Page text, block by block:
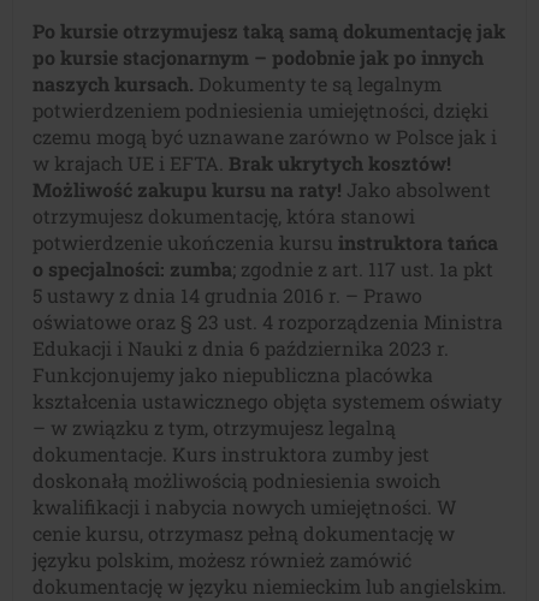
Po kursie otrzymujesz taką samą dokumentację jak
po kursie stacjonarnym – podobnie jak po innych
naszych kursach. Dokumenty te są legalnym
potwierdzeniem podniesienia umiejętności, dzięki
czemu mogą być uznawane zarówno w Polsce jak i
w krajach UE i EFTA. Brak ukrytych kosztów!
Możliwość zakupu kursu na raty! Jako absolwent
otrzymujesz dokumentację, która stanowi
potwierdzenie ukończenia kursu instruktora tańca
o specjalności: zumba; zgodnie z art. 117 ust. 1a pkt
5 ustawy z dnia 14 grudnia 2016 r. – Prawo
oświatowe oraz § 23 ust. 4 rozporządzenia Ministra
Edukacji i Nauki z dnia 6 października 2023 r.
Funkcjonujemy jako niepubliczna placówka
kształcenia ustawicznego objęta systemem oświaty
– w związku z tym, otrzymujesz legalną
dokumentacje. Kurs instruktora zumby jest
doskonałą możliwością podniesienia swoich
kwalifikacji i nabycia nowych umiejętności. W
cenie kursu, otrzymasz pełną dokumentację w
języku polskim, możesz również zamówić
dokumentację w języku niemieckim lub angielskim.